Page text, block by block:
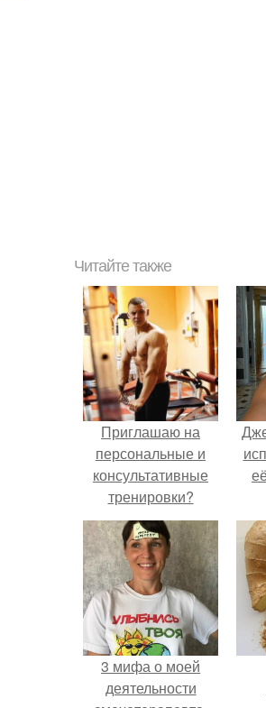
Читайте также
Приглашаю на
персональные и
консультативные
тренировки?
3 мифа о моей
деятельности